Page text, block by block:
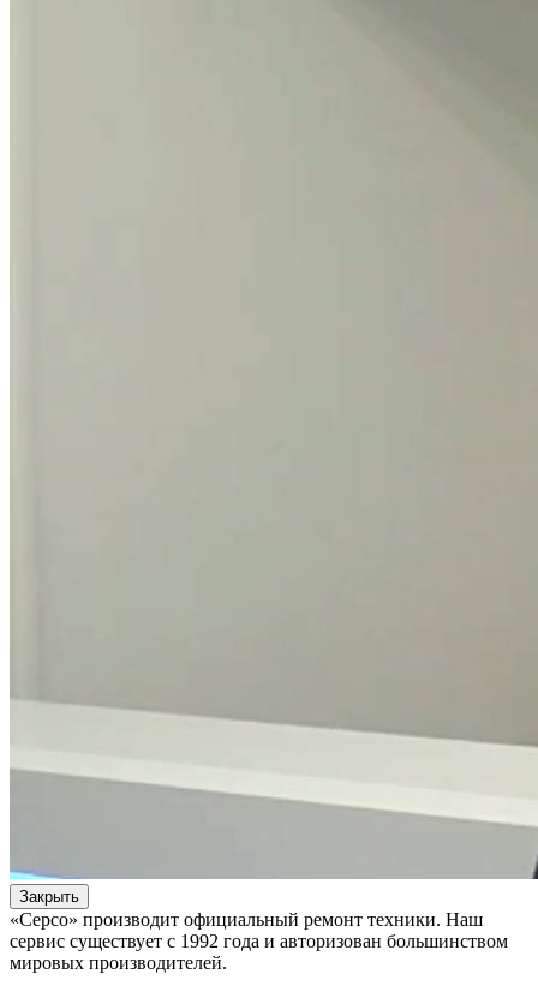
Закрыть
«Серсо» производит официальный ремонт техники. Наш
сервис существует с 1992 года и авторизован большинством
мировых производителей.